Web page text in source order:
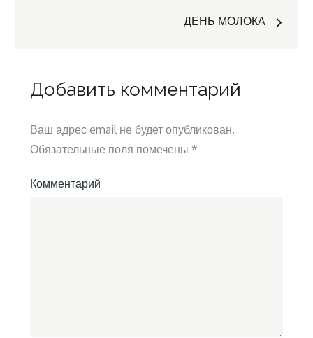
ДЕНЬ МОЛОКА
Добавить комментарий
Ваш адрес email не будет опубликован.
Обязательные поля помечены *
Комментарий